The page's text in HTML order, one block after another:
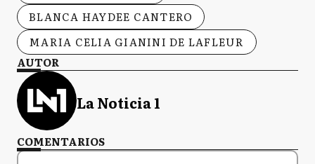
BLANCA HAYDEE CANTERO
MARIA CELIA GIANINI DE LAFLEUR
AUTOR
La Noticia 1
COMENTARIOS